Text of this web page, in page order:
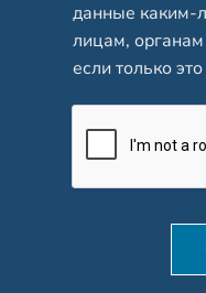
данные каким-
лицам,
если только